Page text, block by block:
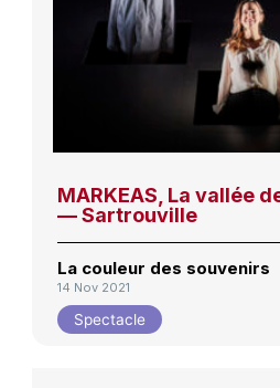
MARKEAS, La vallée
— Sartrouville
La couleur des souvenirs
14 Nov 2021
Spectacle